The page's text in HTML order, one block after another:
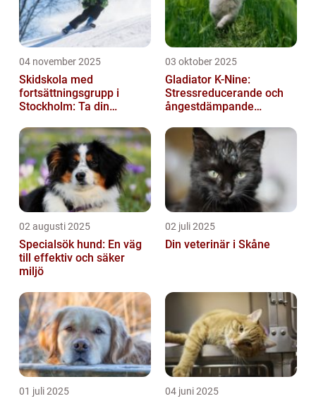
04 november 2025
Skidskola med
fortsättningsgrupp i
Stockholm: Ta din
03 oktober 2025
Gladiator K-Nine:
Stressreducerande och
ångestdämpande
02 augusti 2025
Specialsök hund: En väg
till effektiv och säker
miljö
02 juli 2025
Din veterinär i Skåne
01 juli 2025 04 juni 2025